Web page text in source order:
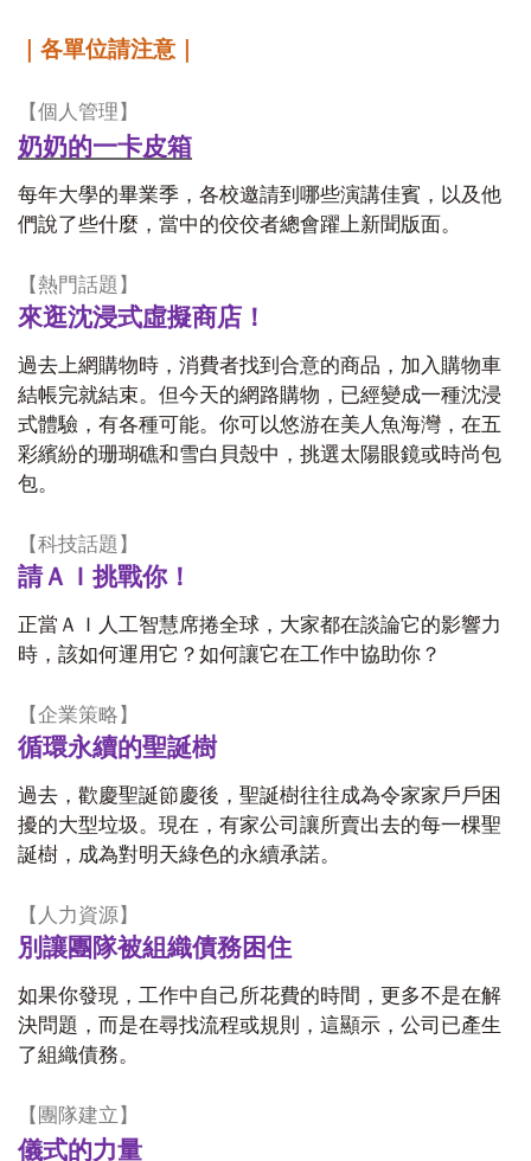
｜各單位請注意｜
【個人管理】
奶奶的一卡皮箱
每年大學的畢業季，各校邀請到哪些演講佳賓，以及他
們說了些什麼，當中的佼佼者總會躍上新聞版面。
【熱門話題】
來逛沈浸式虛擬商店！
過去上網購物時，消費者找到合意的商品，加入購物車
結帳完就結束。但今天的網路購物，已經變成一種沈浸
式體驗，有各種可能。你可以悠游在美人魚海灣，在五
彩繽紛的珊瑚礁和雪白貝殼中，挑選太陽眼鏡或時尚包
包。
【科技話題】
請ＡＩ挑戰你！
正當ＡＩ人工智慧席捲全球，大家都在談論它的影響力
時，該如何運用它？如何讓它在工作中協助你？
【企業策略】
循環永續的聖誕樹
過去，歡慶聖誕節慶後，聖誕樹往往成為令家家戶戶困
擾的大型垃圾。現在，有家公司讓所賣出去的每一棵聖
誕樹，成為對明天綠色的永續承諾。
【人力資源】
別讓團隊被組織債務困住
如果你發現，工作中自己所花費的時間，更多不是在解
決問題，而是在尋找流程或規則，這顯示，公司已產生
了組織債務。
【團隊建立】
儀式的力量